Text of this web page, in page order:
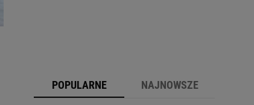
POPULARNE NAJNOWSZE